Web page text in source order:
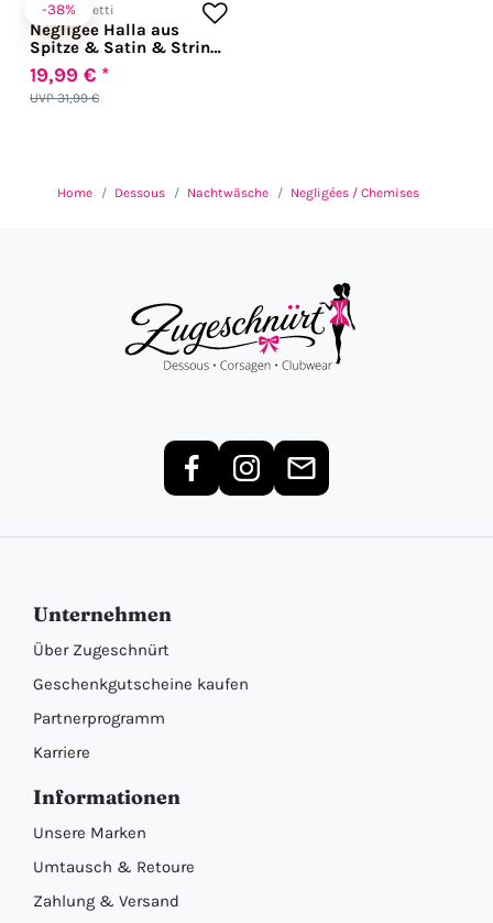
-38%
LivCo Corsetti
Negligee Halla aus
Spitze & Satin & String
schwarz/silber
UVP 31,99 €
19,99 € *
Home Dessous Nachtwäsche Negligées / Chemises
Unternehmen
Über Zugeschnürt
Geschenkgutscheine kaufen
Partnerprogramm
Karriere
Informationen
Unsere Marken
Umtausch & Retoure
Zahlung & Versand